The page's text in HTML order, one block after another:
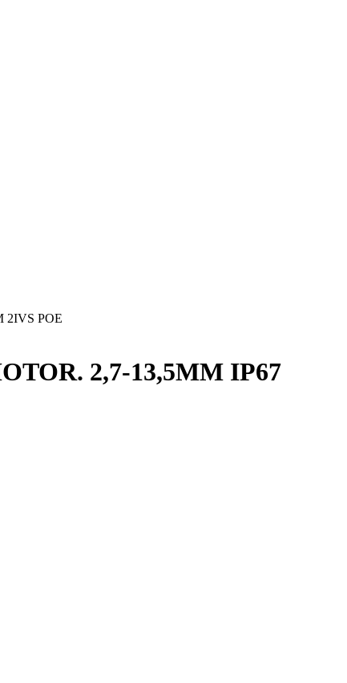
2IVS POE
2,7-13,5MM IP67